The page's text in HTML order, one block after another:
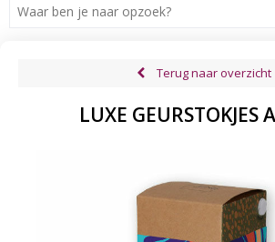
Terug naar overzicht
LUXE GEURSTOKJES